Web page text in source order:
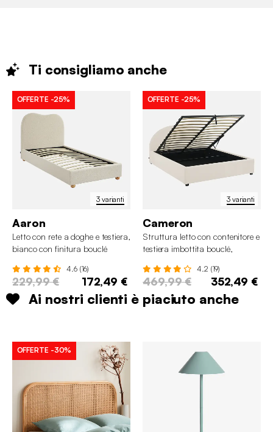
Ti consigliamo anche
3 varianti
OFFERTE -25%
Aaron
Letto con rete a doghe e testiera,
bianco con finitura bouclé
4.6 (16)
229,99 € 172,49 €
3 varianti
OFFERTE -25%
Cameron
Struttura letto con contenitore e
testiera imbottita bouclé,
4.2 (19)
469,99 € 352,49 €
Ai nostri clienti è piaciuto anche
OFFERTE -30%